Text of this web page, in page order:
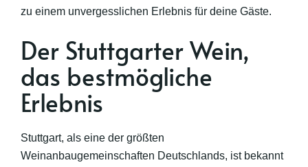
zu einem unvergesslichen Erlebnis für deine Gäste.
Der Stuttgarter Wein,
das bestmögliche
Erlebnis
Stuttgart, als eine der größten
Weinanbaugemeinschaften Deutschlands, ist bekannt